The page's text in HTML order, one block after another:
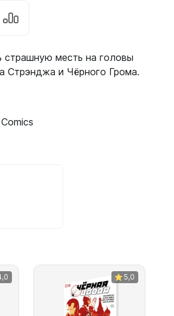
страшную месть на головы
Стрэнджа и Чёрного Грома.
5,0